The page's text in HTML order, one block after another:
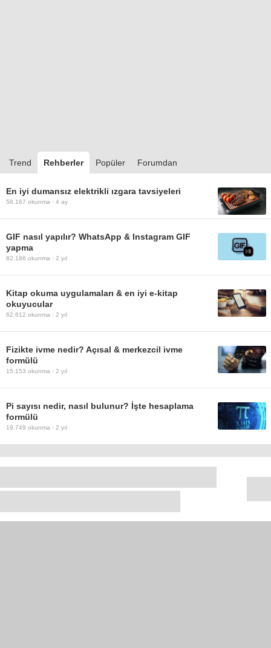
Trend Rehberler Popüler Forumdan
En iyi dumansız elektrikli ızgara tavsiyeleri
58.167 okunma · 4 ay
GIF nasıl yapılır? WhatsApp & Instagram GIF
yapma
82.186 okunma · 2 yıl
Kitap okuma uygulamaları & en iyi e-kitap
okuyucular
62.612 okunma · 2 yıl
Fizikte ivme nedir? Açısal & merkezcil ivme
formülü
15.153 okunma · 2 yıl
Pi sayısı nedir, nasıl bulunur? İşte hesaplama
formülü
19.749 okunma · 2 yıl